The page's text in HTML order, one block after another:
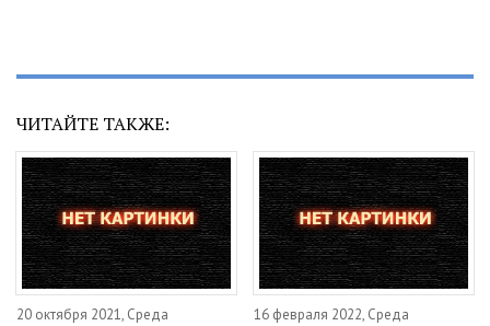
ЧИТАЙТЕ ТАКЖЕ:
20 октября 2021, Среда 16 февраля 2022, Среда